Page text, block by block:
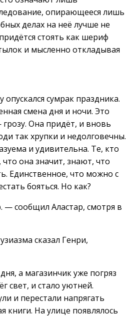
опирающееся лишь
делах на неё лучше не
стоять как шериф
и мысленно откладывая
сумрак праздника.
смена дня и ночи. Это
Она придёт, и вновь
так хрупки и недолговечны.
и удивительна. Те, кто
что она значит, знают, что
Единственное, что можно с
бояться. Но как?
— сообщил Аластар, смотря в
сказал Генри,
а магазинчик уже погряз
свет, и стало уютней.
и перестали напрягать
книги. На улице появлялось